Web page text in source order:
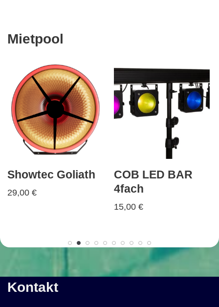
Mietpool
Showtec Goliath
29,00 €
COB LED BAR
4fach
15,00 €
Kontakt